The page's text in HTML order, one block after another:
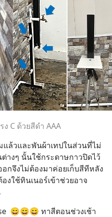
C ด้วยสีดำ AAA
ล้วและพันผ้าเทปในส่วนที่ไม่
างๆ นั้นใช้กระดาษกาวปิดไว้
กจึงไม่ต้องมาค่อยเก็บสีทีหลัง
งใช้ทินเนอร์เข้าช่วยอาจ
😄😄😄 ทาสีตอนช่วงเช้า